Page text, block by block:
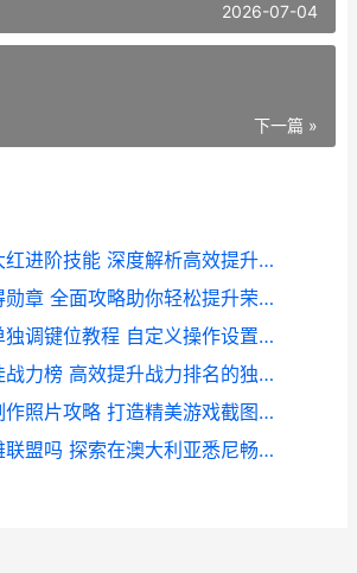
2026-07-04
下一篇 »
王者荣耀如何大红进阶技能 深度解析高效提升战力的秘籍
王者荣耀如何得勋章 全面攻略助你轻松提升荣耀等级
王者荣耀如何单独调键位教程 自定义操作设置攻略全解析
王者荣耀如何挂战力榜 高效提升战力排名的独家技巧解析
王者荣耀如何制作照片攻略 打造精美游戏截图教程全解析
悉尼可以打英雄联盟吗 探索在澳大利亚悉尼畅玩英雄联盟的攻略与条件